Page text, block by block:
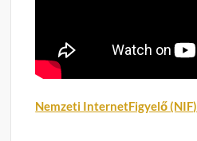
Nemzeti InternetFigyelő (NIF)